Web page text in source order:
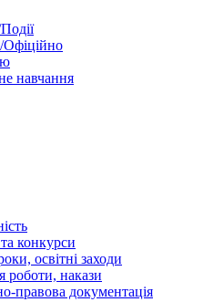
Офіційно
навчання
конкурси
освітні заходи
роботи, накази
правова документація